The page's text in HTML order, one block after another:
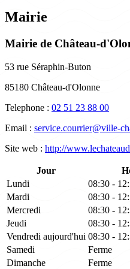
Mairie
Mairie de Château-
53 rue Séraphin-Buton
85180 Château-d'Olonne
Telephone : 02 51 23 88 00
Email : service.courrier@ville-
Site web : http://
Jour
Lundi
08:30 -
Mardi
08:30 -
Mercredi
08:30 -
Jeudi
08:30 -
Vendredi aujourd'hui 08:30 -
Samedi
Ferme
Dimanche
Ferme